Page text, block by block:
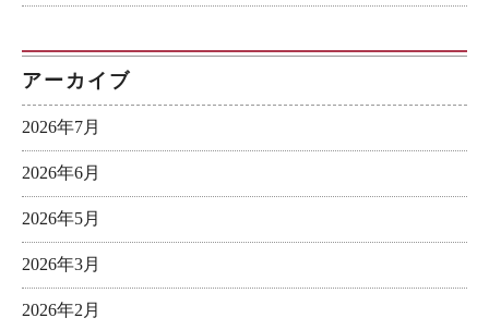
アーカイブ
2026年7月
2026年6月
2026年5月
2026年3月
2026年2月